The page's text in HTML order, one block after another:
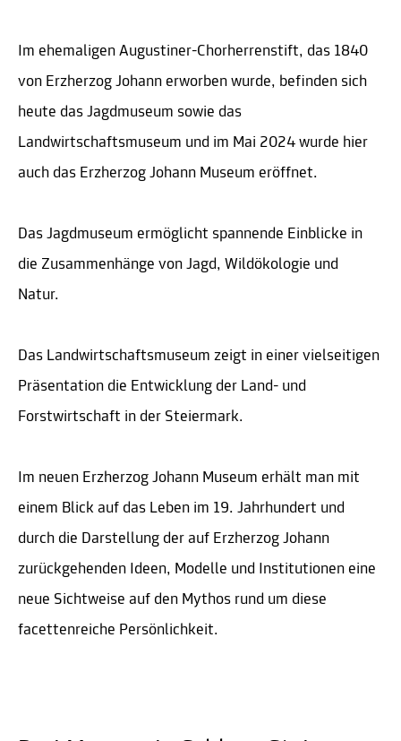
Im ehemaligen Augustiner-Chorherrenstift, das 1840
von Erzherzog Johann erworben wurde, befinden sich
heute das Jagdmuseum sowie das
Landwirtschaftsmuseum und im Mai 2024 wurde hier
auch das Erzherzog Johann Museum eröffnet.
Das Jagdmuseum ermöglicht spannende Einblicke in
die Zusammenhänge von Jagd, Wildökologie und
Natur.
Das Landwirtschaftsmuseum zeigt in einer vielseitigen
Präsentation die Entwicklung der Land- und
Forstwirtschaft in der Steiermark.
Im neuen Erzherzog Johann Museum erhält man mit
einem Blick auf das Leben im 19. Jahrhundert und
durch die Darstellung der auf Erzherzog Johann
zurückgehenden Ideen, Modelle und Institutionen eine
neue Sichtweise auf den Mythos rund um diese
facettenreiche Persönlichkeit.